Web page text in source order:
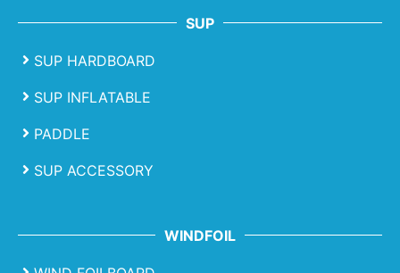
SUP
SUP HARDBOARD
SUP INFLATABLE
PADDLE
SUP ACCESSORY
WINDFOIL